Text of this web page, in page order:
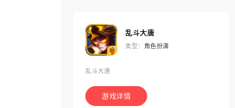
乱斗大唐
类型： 角色扮演
乱斗大唐
游戏详情